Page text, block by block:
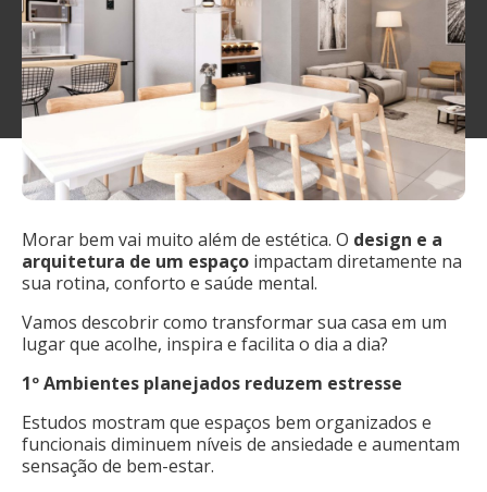
Morar bem vai muito além de estética. O design e a
arquitetura de um espaço impactam diretamente na
sua rotina, conforto e saúde mental.
Vamos descobrir como transformar sua casa em um
lugar que acolhe, inspira e facilita o dia a dia?
1ºAmbientes planejados reduzem estresse
Estudos mostram que espaços bem organizados e
funcionais diminuem níveis de ansiedade e aumentam
sensação de bem-estar.